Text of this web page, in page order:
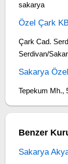
sakarya
Özel Çark
Çark Cad.
Serdivan/
Sakarya
Tepekum Mh.,
Benzer
Sakarya